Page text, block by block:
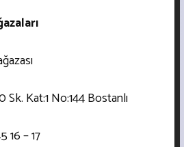
Kat:1 No:144 Bostanlı
16 – 17